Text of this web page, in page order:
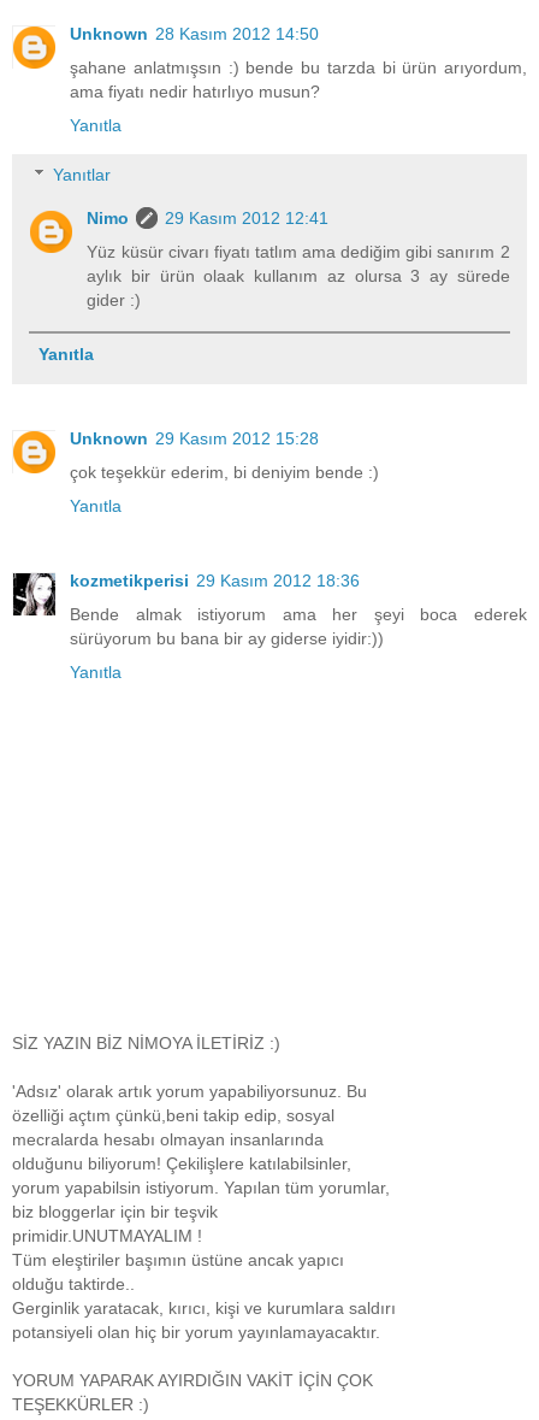
Unknown 28 Kasım 2012 14:50
şahane anlatmışsın :) bende bu tarzda bi ürün arıyordum,
ama fiyatı nedir hatırlıyo musun?
Yanıtla
Yanıtlar
Nimo
29 Kasım 2012 12:41
Yüz küsür civarı fiyatı tatlım ama dediğim gibi sanırım 2
aylık bir ürün olaak kullanım az olursa 3 ay sürede
gider :)
Yanıtla
Unknown 29 Kasım 2012 15:28
çok teşekkür ederim, bi deniyim bende :)
Yanıtla
kozmetikperisi 29 Kasım 2012 18:36
Bende almak istiyorum ama her şeyi boca ederek
sürüyorum bu bana bir ay giderse iyidir:))
Yanıtla
SİZ YAZIN BİZ NİMOYA İLETİRİZ :)
'Adsız' olarak artık yorum yapabiliyorsunuz. Bu
özelliği açtım çünkü,beni takip edip, sosyal
mecralarda hesabı olmayan insanlarında
olduğunu biliyorum! Çekilişlere katılabilsinler,
yorum yapabilsin istiyorum. Yapılan tüm yorumlar,
biz bloggerlar için bir teşvik
primidir.UNUTMAYALIM !
Tüm eleştiriler başımın üstüne ancak yapıcı
olduğu taktirde..
Gerginlik yaratacak, kırıcı, kişi ve kurumlara saldırı
potansiyeli olan hiç bir yorum yayınlamayacaktır.
YORUM YAPARAK AYIRDIĞIN VAKİT İÇİN ÇOK
TEŞEKKÜRLER :)